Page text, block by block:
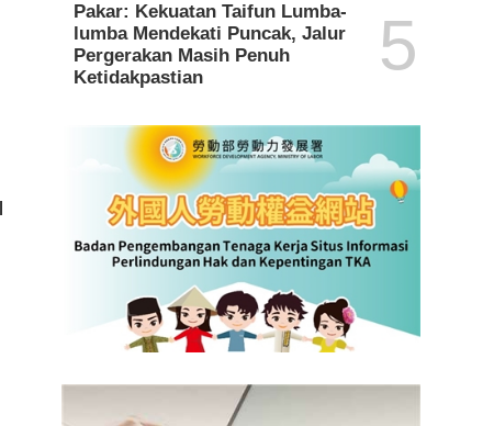
Pakar: Kekuatan Taifun Lumba-
lumba Mendekati Puncak, Jalur
Pergerakan Masih Penuh
Ketidakpastian
5